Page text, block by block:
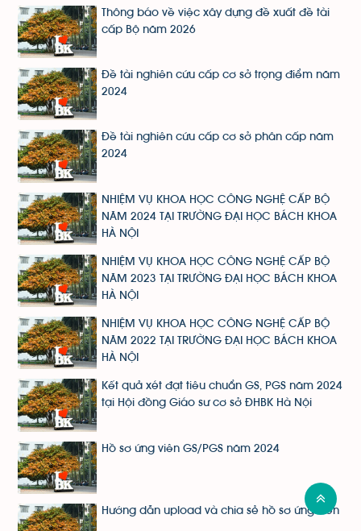
Thông báo về việc xây dựng đề xuất đề tài
cấp Bộ năm 2026
Đề tài nghiên cứu cấp cơ sở trọng điểm năm
2024
Đề tài nghiên cứu cấp cơ sở phân cấp năm
2024
NHIỆM VỤ KHOA HỌC CÔNG NGHỆ CẤP BỘ
NĂM 2024 TẠI TRƯỜNG ĐẠI HỌC BÁCH KHOA
HÀ NỘI
NHIỆM VỤ KHOA HỌC CÔNG NGHỆ CẤP BỘ
NĂM 2023 TẠI TRƯỜNG ĐẠI HỌC BÁCH KHOA
HÀ NỘI
NHIỆM VỤ KHOA HỌC CÔNG NGHỆ CẤP BỘ
NĂM 2022 TẠI TRƯỜNG ĐẠI HỌC BÁCH KHOA
HÀ NỘI
Kết quả xét đạt tiêu chuẩn GS, PGS năm 2024
tại Hội đồng Giáo sư cơ sở ĐHBK Hà Nội
Hồ sơ ứng viên GS/PGS năm 2024
Hướng dẫn upload và chia sẻ hồ sơ ứng viên